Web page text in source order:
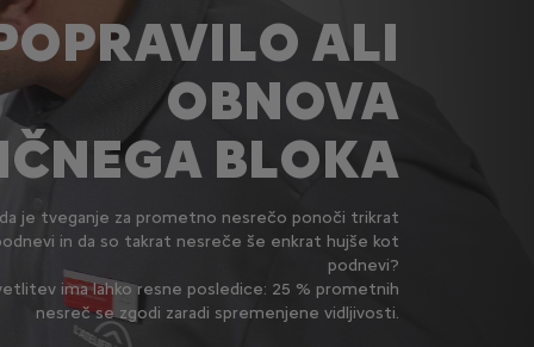
ALI
OBNOVA
BLOKA
je tveganje za prometno nesrečo ponoči trikrat
in da so takrat nesreče še enkrat hujše kot
podnevi?
ima lahko resne posledice: 25 % prometnih
nesreč se zgodi zaradi spremenjene vidljivosti.